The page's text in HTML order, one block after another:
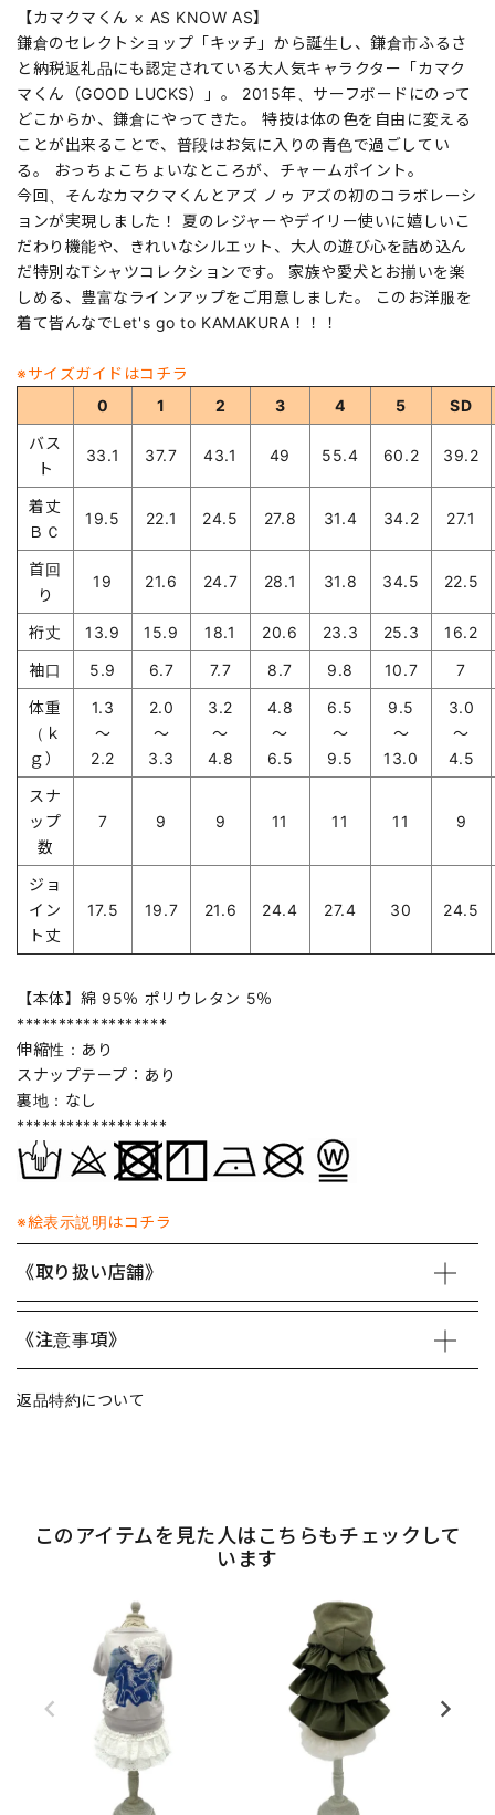
【カマクマくん × AS KNOW AS】
鎌倉のセレクトショップ「キッチ」から誕生し、鎌倉市ふるさ
と納税返礼品にも認定されている大人気キャラクター「カマク
マくん（GOOD LUCKS）」。 2015年、サーフボードにのって
どこからか、鎌倉にやってきた。 特技は体の色を自由に変える
ことが出来ることで、普段はお気に入りの青色で過ごしてい
る。 おっちょこちょいなところが、チャームポイント。
今回、そんなカマクマくんとアズ ノゥ アズの初のコラボレーシ
ョンが実現しました！ 夏のレジャーやデイリー使いに嬉しいこ
だわり機能や、きれいなシルエット、大人の遊び心を詰め込ん
だ特別なTシャツコレクションです。 家族や愛犬とお揃いを楽
しめる、豊富なラインアップをご用意しました。 このお洋服を
着て皆んなでLet's go to KAMAKURA！！！
※サイズガイドはコチラ
0
1 2 3 4 5
SD
バス
ト
33.1 37.7 43.1 49 55.4 60.2 39.2
着丈
ＢＣ
19.5 22.1 24.5 27.8 31.4 34.2 27.1
首回
り
19 21.6 24.7 28.1 31.8 34.5 22.5
裄丈 13.9 15.9 18.1 20.6 23.3 25.3
16.2
袖口
5.9 6.7 7.7 8.7 9.8 10.7
7
体重
（ｋ
ｇ）
1.3
～
2.2
2.0
～
3.3
3.2
～
4.8
4.8
～
6.5
6.5
～
9.5
9.5
～
13.0
3.0
～
4.5
スナ
ップ
数
7 9 9 11 11 11 9
ジョ
イン
ト丈
17.5 19.7 21.6 24.4 27.4 30 24.5
【本体】綿 95％ ポリウレタン 5％
******************
伸縮性：あり
スナップテープ：あり
裏地：なし
******************
※絵表示説明はコチラ
《取り扱い店舗》
《注意事項》
返品特約について
このアイテムを見た人はこちらもチェックして
います